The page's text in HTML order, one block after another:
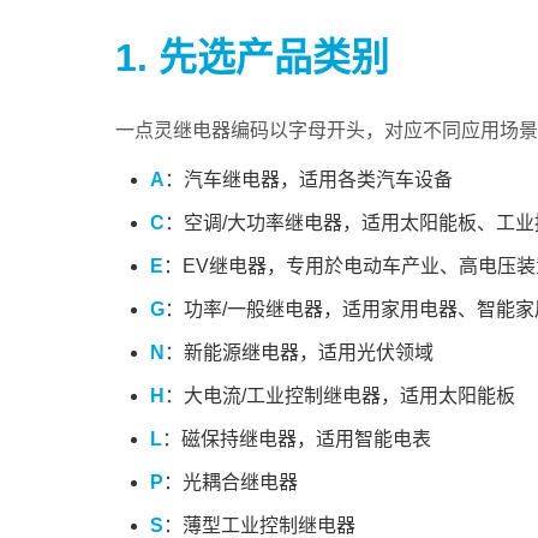
1. 先选产品类别
一点灵继电器编码以字母开头，对应不同应用场景
A ：汽车继电器，适用各类汽车设备
C ：空调/大功率继电器，适用太阳能板、工业
E ：EV继电器，专用於电动车产业、高电压装
G：功率/一般继电器，适用家用电器、智能
N ：新能源继电器，适用光伏领域
H ：大电流/工业控制继电器，适用太阳能板
L：磁保持继电器，适用智能电表
P ：光耦合继电器
S ：薄型工业控制继电器